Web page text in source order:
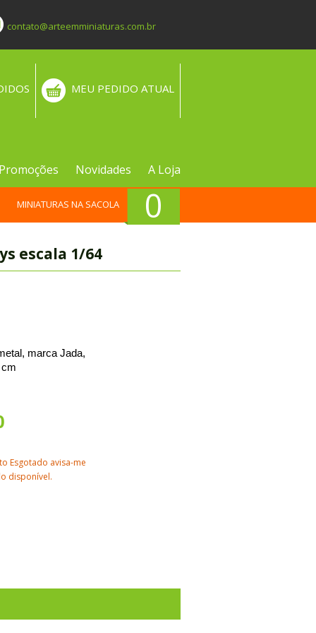
contato@arteemminiaturas.com.br
MEU PEDIDO ATUAL
Promoções Novidades A Loja
0
MINIATURAS NA SACOLA
escala 1/64
marca Jada,
Esgotado avisa-me
disponível.